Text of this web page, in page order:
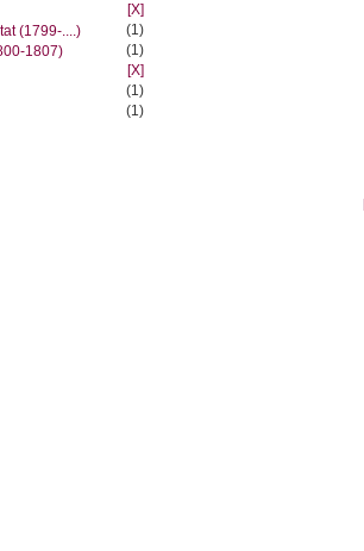
[X]
(1799-....)
(1)
1807)
(1)
[X]
(1)
(1)